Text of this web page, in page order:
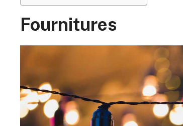
Fournitures